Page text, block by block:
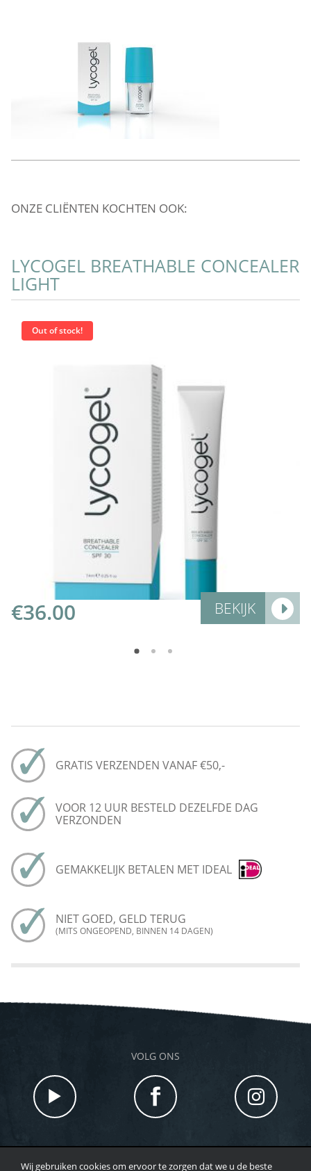
ONZE CLIËNTEN KOCHTEN OOK:
LYCOGEL BREATHABLE CONCEALER
LIGHT
Out of stock!
More Info
€36.00 BEKIJK
GRATIS VERZENDEN VANAF €50,-
VOOR 12 UUR BESTELD DEZELFDE DAG
VERZONDEN
GEMAKKELIJK BETALEN MET IDEAL
NIET GOED, GELD TERUG
(MITS ONGEOPEND, BINNEN 14 DAGEN)
VOLG ONS
Wij gebruiken cookies om ervoor te zorgen dat we u de beste